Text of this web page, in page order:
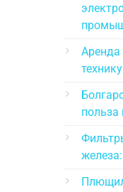
Аренда